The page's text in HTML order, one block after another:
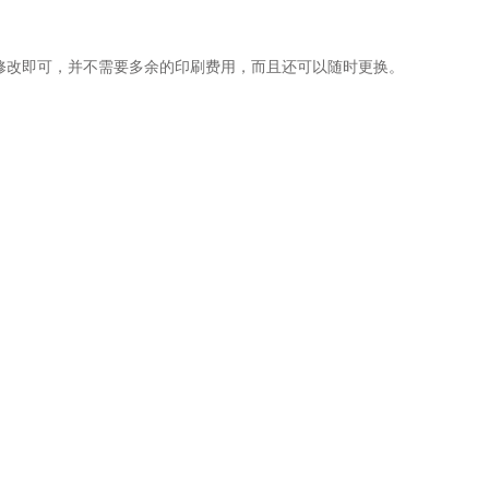
即可，并不需要多余的印刷费用，而且还可以随时更换。